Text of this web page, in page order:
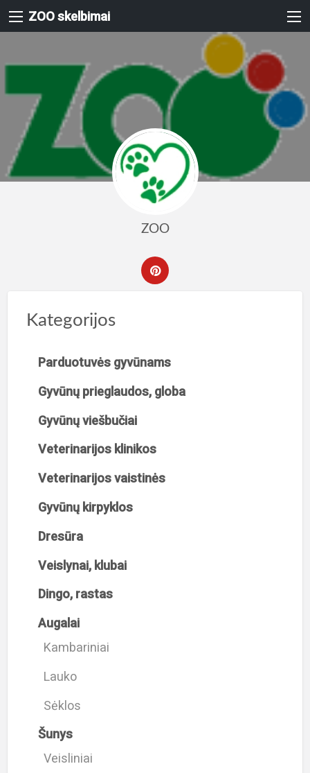
ZOO skelbimai
ZOO
Kategorijos
Parduotuvės gyvūnams
Gyvūnų prieglaudos, globa
Gyvūnų viešbučiai
Veterinarijos klinikos
Veterinarijos vaistinės
Gyvūnų kirpyklos
Dresūra
Veislynai, klubai
Dingo, rastas
Augalai
Kambariniai
Lauko
Sėklos
Šunys
Veisliniai